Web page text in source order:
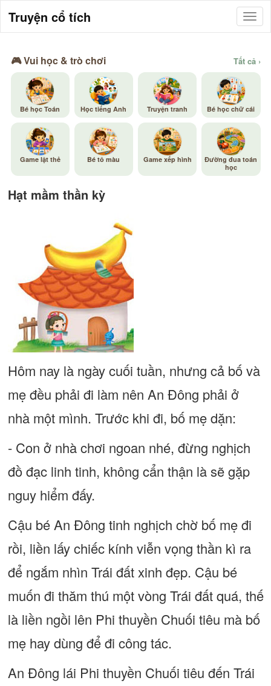
Truyện cổ tích
🎮 Vui học & trò chơi Tất cả ›
Bé học Toán Học tiếng Anh Truyện tranh Bé học chữ cái
Game lật thẻ Bé tô màu Game xếp hình
Đường đua toán
học
Hạt mầm thần kỳ
Hôm nay là ngày cuối tuần, nhưng cả bố và
mẹ đều phải đi làm nên An Đông phải ở
nhà một mình. Trước khi đi, bố mẹ dặn:
- Con ở nhà chơi ngoan nhé, đừng nghịch
đồ đạc linh tinh, không cẩn thận là sẽ gặp
nguy hiểm đấy.
Cậu bé An Đông tinh nghịch chờ bố mẹ đi
rồi, liền lấy chiếc kính viễn vọng thần kì ra
để ngắm nhìn Trái đất xinh đẹp. Cậu bé
muốn đi thăm thú một vòng Trái đất quá, thế
là liền ngồi lên Phi thuyền Chuối tiêu mà bố
mẹ hay dùng để đi công tác.
An Đông lái Phi thuyền Chuối tiêu đến Trái